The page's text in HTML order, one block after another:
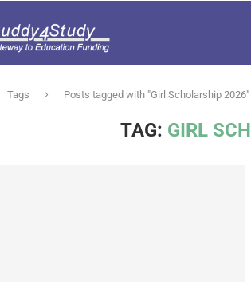
Tags Posts tagged with "Girl Scholarship 2026"
TAG: GIRL